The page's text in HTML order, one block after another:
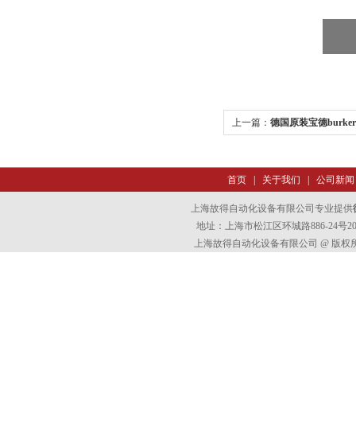
上一篇： 德国原装宝德
首页| 关于我们 公司新闻
上海故得自动化设备有限公司专业提供
地址：上海市松江区环城路886-24号
上海故得自动化设备有限公司 @ 版权